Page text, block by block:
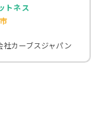
トネス
社カーブスジャパン